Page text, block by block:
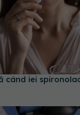
când iei